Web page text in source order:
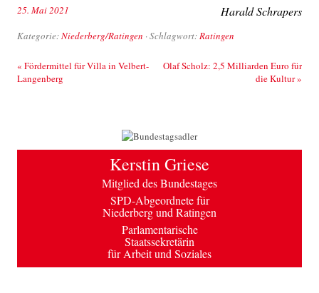
Harald Schrapers
25. Mai 2021
Kategorie:Niederberg/Ratingen · Schlagwort:Ratingen
Beitrags-Navigation
« Fördermittel für Villa in Velbert-
Langenberg
Olaf Scholz: 2,5 Milliarden Euro für
die Kultur»
Kerstin Griese
Mitglied des Bundestages
SPD-Abgeordnete für
Niederberg und Ratingen
Parlamentarische
Staatssekretärin
für Arbeit und Soziales